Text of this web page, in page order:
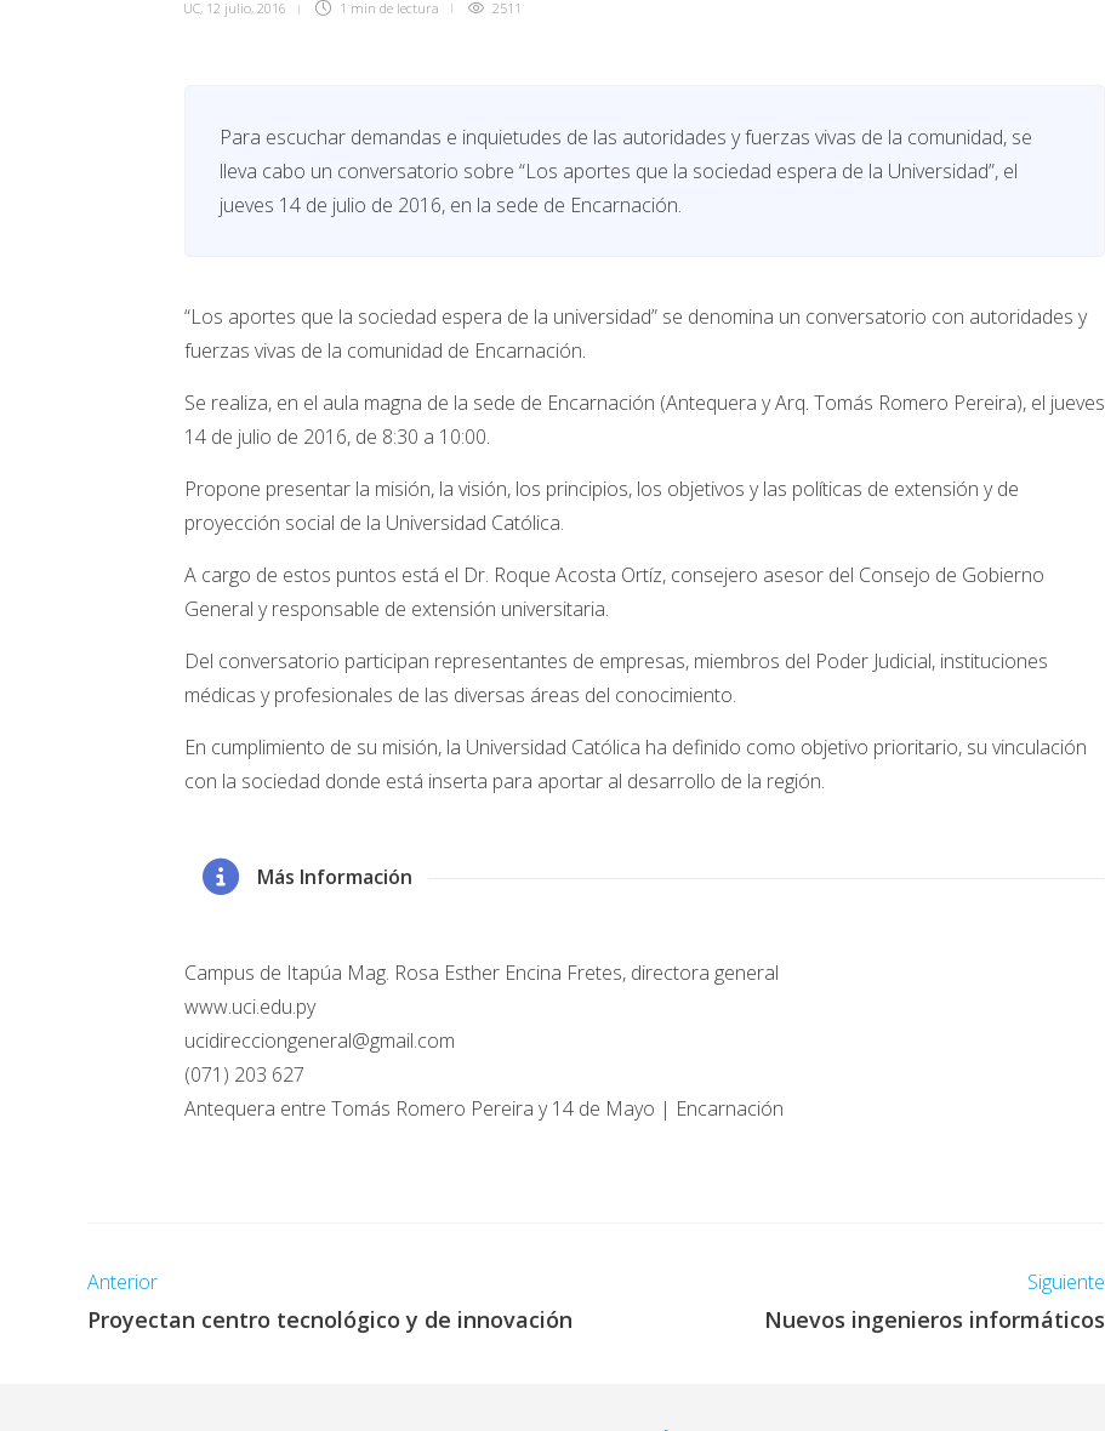
UC, 12 julio, 2016 1 min de lectura 2511
Para escuchar demandas e inquietudes de las autoridades y fuerzas vivas de la comunidad, se
lleva cabo un conversatorio sobre “Los aportes que la sociedad espera de la Universidad”, el
jueves 14 de julio de 2016, en la sede de Encarnación.
“Los aportes que la sociedad espera de la universidad” se denomina un conversatorio con autoridades y
fuerzas vivas de la comunidad de Encarnación.
Se realiza, en el aula magna de la sede de Encarnación (Antequera y Arq. Tomás Romero Pereira), el jueves
14 de julio de 2016, de 8:30 a 10:00.
Propone presentar la misión, la visión, los principios, los objetivos y las políticas de extensión y de
proyección social de la Universidad Católica.
A cargo de estos puntos está el Dr. Roque Acosta Ortíz, consejero asesor del Consejo de Gobierno
General y responsable de extensión universitaria.
Del conversatorio participan representantes de empresas, miembros del Poder Judicial, instituciones
médicas y profesionales de las diversas áreas del conocimiento.
En cumplimiento de su misión, la Universidad Católica ha definido como objetivo prioritario, su vinculación
con la sociedad donde está inserta para aportar al desarrollo de la región.
Más Información
Campus de Itapúa Mag. Rosa Esther Encina Fretes, directora general
www.uci.edu.py
ucidirecciongeneral@gmail.com
(071) 203 627
Antequera entre Tomás Romero Pereira y 14 de Mayo | Encarnación
Anterior
Proyectan centro tecnológico y de innovación
Siguiente
Nuevos ingenieros informáticos